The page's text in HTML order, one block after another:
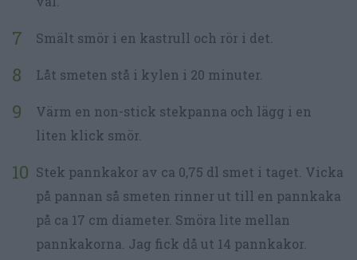
Smält smör i en kastrull och rör i det.
Låt smeten stå i kylen i 20 minuter.
Värm en non-stick stekpanna och lägg i en
liten klick smör.
Stek pannkakor av ca 0,75 dl smet i taget. Vicka
på pannan så smeten rinner ut till en pannkaka
på ca 17 cm diameter. Smöra lite mellan
pannkakorna. Jag fick då ut 14 pannkakor.